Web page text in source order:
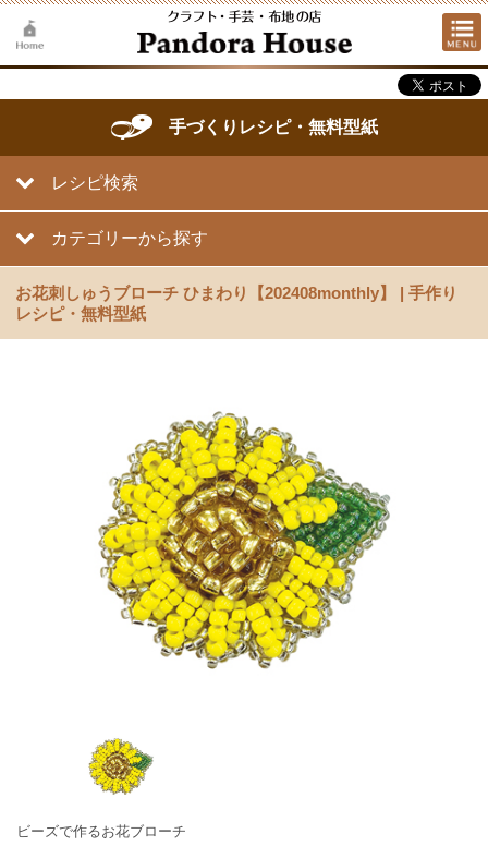
手づくりレシピ・無料型紙
レシピ検索
カテゴリーから探す
お花刺しゅうブローチ ひまわり【202408monthly】 | 手作り
レシピ・無料型紙
ビーズで作るお花ブローチ